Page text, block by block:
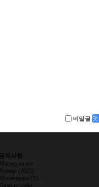
비밀글
공지사항
Мастер на все…
Холмы (2025) …
Мошенники (20…